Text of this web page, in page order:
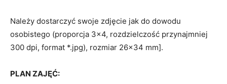
Należy dostarczyć swoje zdjęcie jak do dowodu
osobistego (proporcja 3×4, rozdzielczość przynajmniej
300 dpi, format *.jpg), rozmiar 26×34 mm].
PLAN ZAJĘĆ: